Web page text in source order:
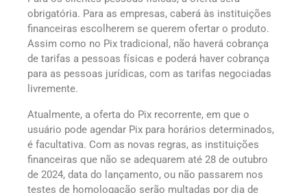
obrigatória. Para as empresas, caberá às instituições
financeiras escolherem se querem ofertar o produto.
Assim como no Pix tradicional, não haverá cobrança
de tarifas a pessoas físicas e poderá haver cobrança
para as pessoas jurídicas, com as tarifas negociadas
livremente.
Atualmente, a oferta do Pix recorrente, em que o
usuário pode agendar Pix para horários determinados,
é facultativa. Com as novas regras, as instituições
financeiras que não se adequarem até 28 de outubro
de 2024, data do lançamento, ou não passarem nos
testes de homologação serão multadas por dia de